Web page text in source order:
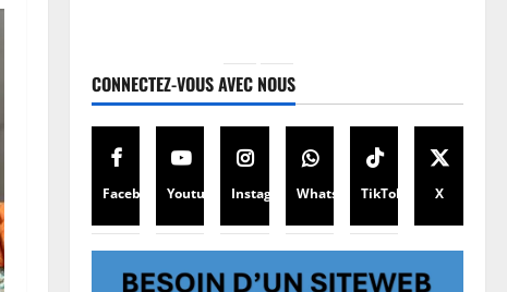
CONNECTEZ-VOUS AVEC NOUS
Facebook Youtube InstagramWhatsAppTikTok X